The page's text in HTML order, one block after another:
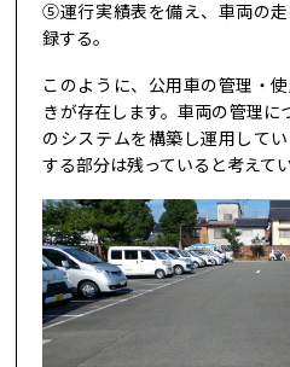
⑤運行実績表を備え、車両の
録する。
このように、公用車の管理・
きが存在します。車両の管理
のシステムを構築し運用して
する部分は残っていると考えてい